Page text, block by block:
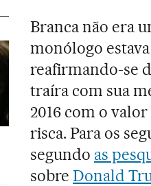
Branca não era
monólogo
reafirmando-se
traíra com sua
2016 com o
risca. Para os
segundo as
sobreDonald